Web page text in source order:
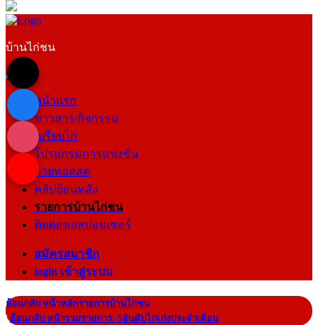
บ้านไก่ชน
หน้าแรก
ข่าวสาร/กิจกรรม
เปรียบไก่
โปรแกรมการแข่งขัน
ถ่ายทอดสด
คลิปย้อนหลัง
รายการบ้านไก่ชน
ติดต่อขอสปอนเซอร์
สมัครสมาชิก
login เข้าสู่ระบบ
ย้อนกลับ หน้าหลักรายการบ้านไก่ชน
|ย้อนกลับ หน้ารวมรายการ: 5อันดับไก่เก่งประจำเดือน